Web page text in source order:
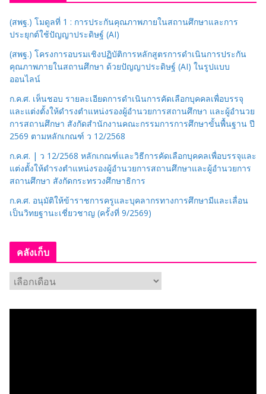
มู่
(สพฐ.) โมดูลที่ 1 : การประกันคุณภาพภายในสถานศึกษาและการ
ประยุกต์ใช้ปัญญาประดิษฐ์ (AI)
(สพฐ.) โครงการอบรมเชิงปฏิบัติการหลักสูตรการดำเนินการประกัน
คุณภาพภายในสถานศึกษา ด้วยปัญญาประดิษฐ์ (AI) ในรูปแบบ
ออนไลน์
ก.ค.ศ. เห็นชอบ รายละเอียดการดำเนินการคัดเลือกบุคคลเพื่อบรรจุ
และแต่งตั้งให้ดำรงตำแหน่งรองผู้อำนวยการสถานศึกษา และผู้อำนวย
การสถานศึกษา สังกัดสำนักงานคณะกรรมการการศึกษาขั้นพื้นฐาน ปี
2569 ตามหลักเกณฑ์ ว 12/2568
ก.ค.ศ. | ว 12/2568 หลักเกณฑ์และวิธีการคัดเลือกบุคคลเพื่อบรรจุและ
แต่งตั้งให้ดำรงตำแหน่งรองผู้อำนวยการสถานศึกษาและผู้อำนวยการ
สถานศึกษา สังกัดกระทรวงศึกษาธิการ
ก.ค.ศ. อนุมัติให้ข้าราชการครูและบุคลากรทางการศึกษามีและเลื่อน
เป็นวิทยฐานะเชี่ยวชาญ (ครั้งที่ 9/2569)
คลังเก็บ
ง